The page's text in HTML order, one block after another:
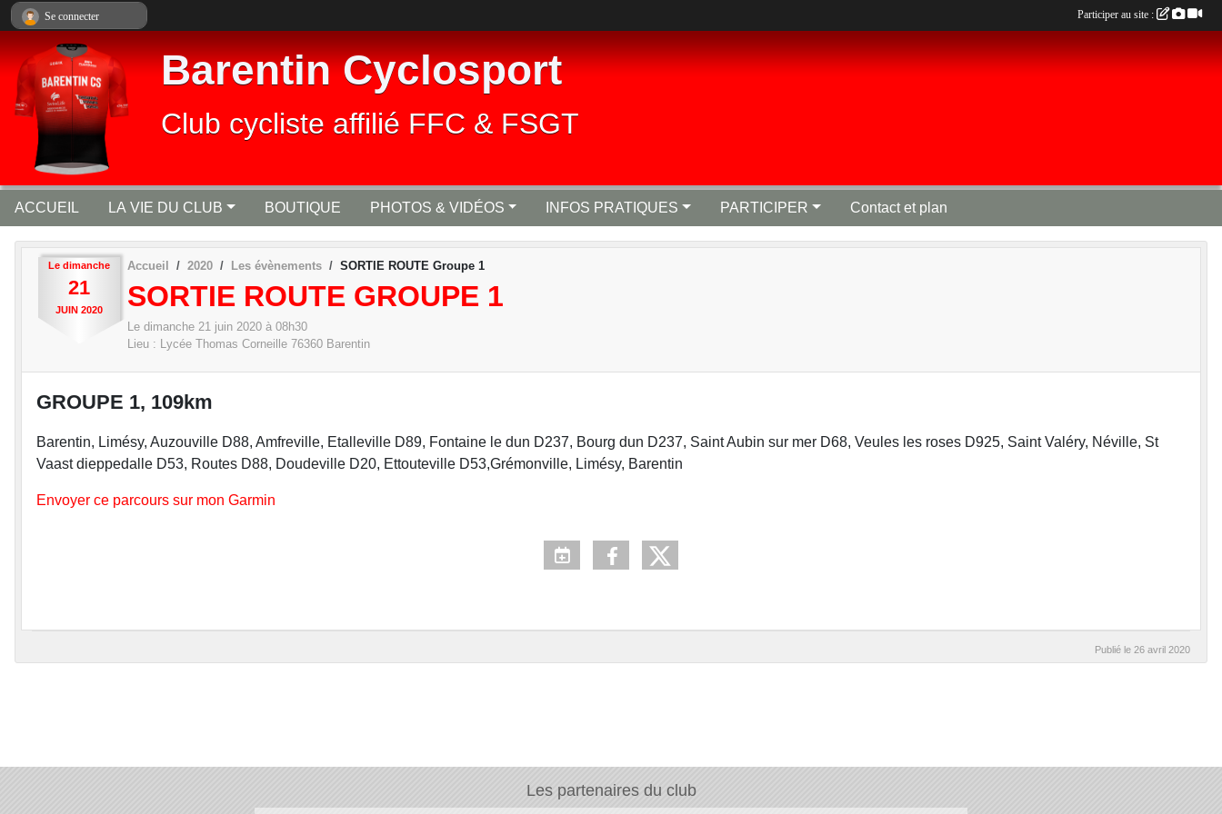
Barentin Cyclosport
Club cycliste affilié FFC & FSGT
ACCUEIL LA VIE DU CLUB BOUTIQUE PHOTOS & VIDÉOS INFOS PRATIQUES PARTICIPER Contact et plan
Le dimanche
21
JUIN 2020
Accueil 2020 Les évènements SORTIE ROUTE Groupe 1
SORTIE ROUTE GROUPE 1
Le dimanche 21 juin 2020 à 08h30
Lieu : Lycée Thomas Corneille 76360 Barentin
GROUPE 1, 109km
Barentin, Limésy, Auzouville D88, Amfreville, Etalleville D89, Fontaine le dun D237, Bourg dun D237, Saint Aubin sur mer D68, Veules les roses D925, Saint Valéry, Néville, St
Vaast dieppedalle D53, Routes D88, Doudeville D20, Ettouteville D53,Grémonville, Limésy, Barentin
Envoyer ce parcours sur mon Garmin
Publié le 26 avril 2020
Les partenaires du club
Se connecter Participer au site :
Panneau de gestion des cookies